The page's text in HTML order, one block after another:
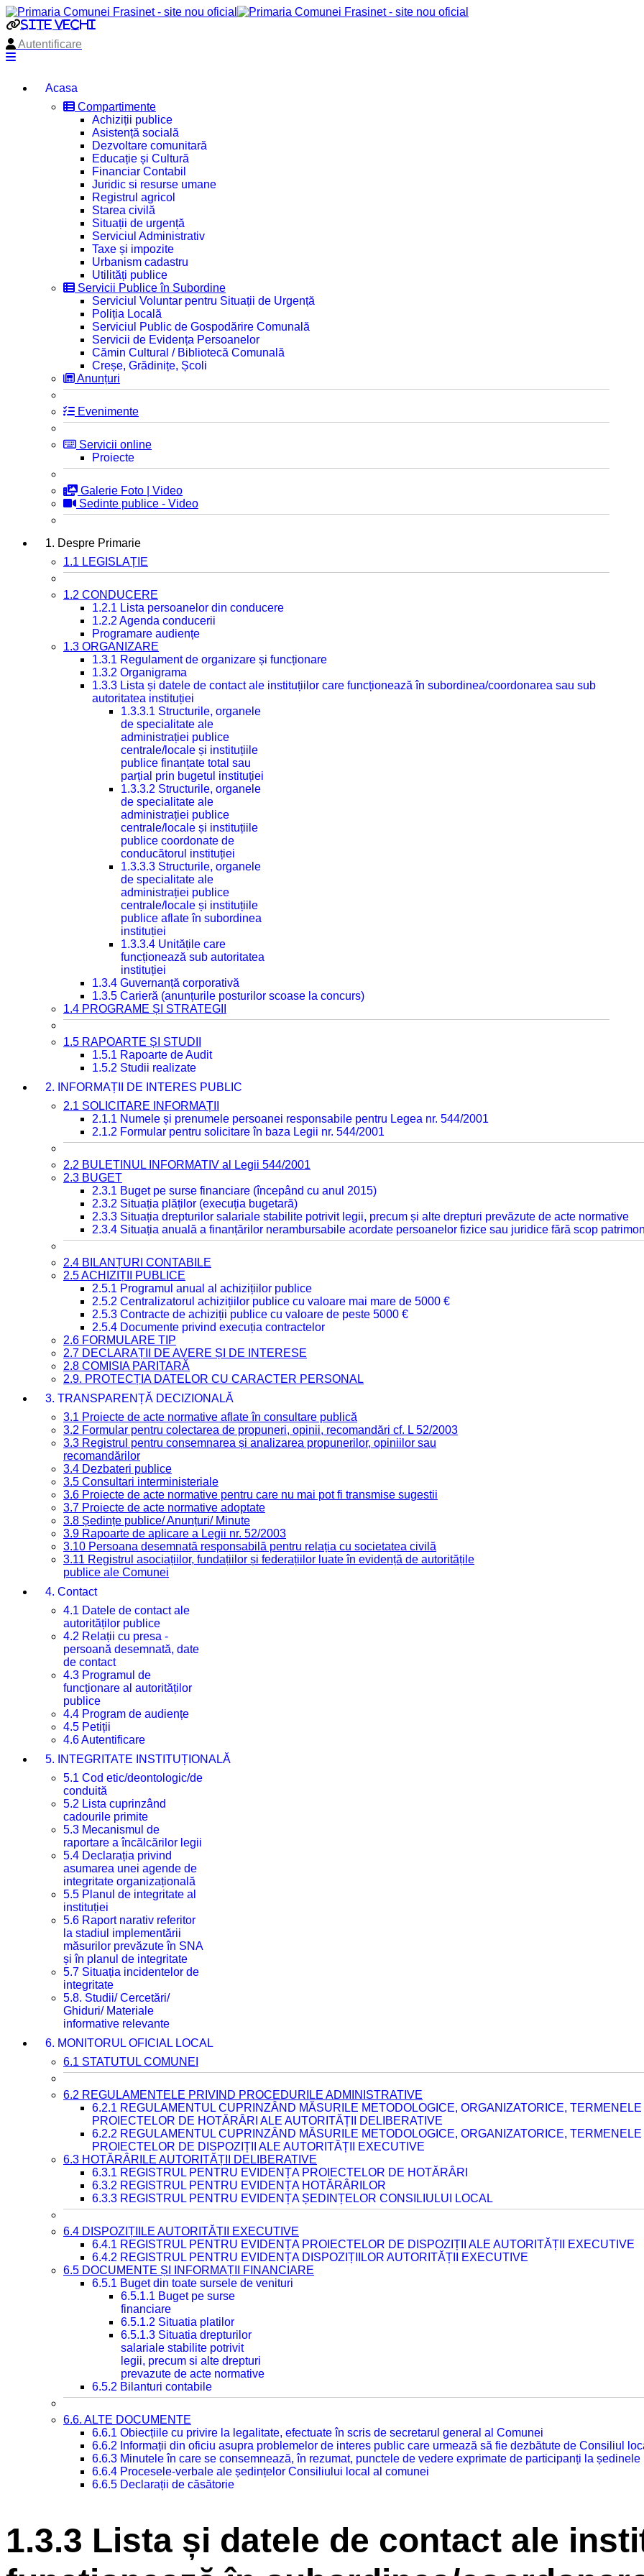
site vechi
Autentificare
Acasa
Compartimente
Achiziții publice
Asistență socială
Dezvoltare comunitară
Educație și Cultură
Financiar Contabil
Juridic si resurse umane
Registrul agricol
Starea civilă
Situații de urgență
Serviciul Administrativ
Taxe și impozite
Urbanism cadastru
Utilități publice
Servicii Publice în Subordine
Serviciul Voluntar pentru Situații de Urgență
Poliția Locală
Serviciul Public de Gospodărire Comunală
Servicii de Evidența Persoanelor
Cămin Cultural / Bibliotecă Comunală
Creșe, Grădinițe, Școli
Anunțuri
Evenimente
Servicii online
Proiecte
Galerie Foto | Video
Sedinte publice - Video
1. Despre Primarie
1.1 LEGISLAȚIE
1.2 CONDUCERE
1.2.1 Lista persoanelor din conducere
1.2.2 Agenda conducerii
Programare audiențe
1.3 ORGANIZARE
1.3.1 Regulament de organizare și funcționare
1.3.2 Organigrama
1.3.3 Lista și datele de contact ale instituțiilor care funcționează în subordinea/coordonarea sau sub
autoritatea instituției
1.3.3.1 Structurile, organele
de specialitate ale
administrației publice
centrale/locale și instituțiile
publice finanțate total sau
parțial prin bugetul instituției
1.3.3.2 Structurile, organele
de specialitate ale
administrației publice
centrale/locale și instituțiile
publice coordonate de
conducătorul instituției
1.3.3.3 Structurile, organele
de specialitate ale
administrației publice
centrale/locale și instituțiile
publice aflate în subordinea
instituției
1.3.3.4 Unitățile care
funcționează sub autoritatea
instituției
1.3.4 Guvernanță corporativă
1.3.5 Carieră (anunțurile posturilor scoase la concurs)
1.4 PROGRAME ȘI STRATEGII
1.5 RAPOARTE ȘI STUDII
1.5.1 Rapoarte de Audit
1.5.2 Studii realizate
2. INFORMAȚII DE INTERES PUBLIC
2.1 SOLICITARE INFORMAȚII
2.1.1 Numele și prenumele persoanei responsabile pentru Legea nr. 544/2001
2.1.2 Formular pentru solicitare în baza Legii nr. 544/2001
2.2 BULETINUL INFORMATIV al Legii 544/2001
2.3 BUGET
2.3.1 Buget pe surse financiare (începând cu anul 2015)
2.3.2 Situația plăților (execuția bugetară)
2.3.3 Situația drepturilor salariale stabilite potrivit legii, precum și alte drepturi prevăzute de acte normative
2.3.4 Situația anuală a finanțărilor nerambursabile acordate persoanelor fizice sau juridice fără scop
2.4 BILANȚURI CONTABILE
2.5 ACHIZIȚII PUBLICE
2.5.1 Programul anual al achizițiilor publice
2.5.2 Centralizatorul achizițiilor publice cu valoare mai mare de 5000 €
2.5.3 Contracte de achiziții publice cu valoare de peste 5000 €
2.5.4 Documente privind execuția contractelor
2.6 FORMULARE TIP
2.7 DECLARAȚII DE AVERE ȘI DE INTERESE
2.8 COMISIA PARITARĂ
2.9. PROTECȚIA DATELOR CU CARACTER PERSONAL
3. TRANSPARENȚĂ DECIZIONALĂ
3.1 Proiecte de acte normative aflate în consultare publică
3.2 Formular pentru colectarea de propuneri, opinii, recomandări cf. L 52/2003
3.3 Registrul pentru consemnarea și analizarea propunerilor, opiniilor sau
recomandărilor
3.4 Dezbateri publice
3.5 Consultari interministeriale
3.6 Proiecte de acte normative pentru care nu mai pot fi transmise sugestii
3.7 Proiecte de acte normative adoptate
3.8 Ședințe publice/ Anunțuri/ Minute
3.9 Rapoarte de aplicare a Legii nr. 52/2003
3.10 Persoana desemnată responsabilă pentru relația cu societatea civilă
3.11 Registrul asociațiilor, fundațiilor și federațiilor luate în evidență de autoritățile
publice ale Comunei
4. Contact
4.1 Datele de contact ale
autorităților publice
4.2 Relații cu presa -
persoană desemnată, date
de contact
4.3 Programul de
funcționare al autorităților
publice
4.4 Program de audiențe
4.5 Petiții
4.6 Autentificare
5. INTEGRITATE INSTITUȚIONALĂ
5.1 Cod etic/deontologic/de
conduită
5.2 Lista cuprinzând
cadourile primite
5.3 Mecanismul de
raportare a încălcărilor legii
5.4 Declarația privind
asumarea unei agende de
integritate organizațională
5.5 Planul de integritate al
instituției
5.6 Raport narativ referitor
la stadiul implementării
măsurilor prevăzute în SNA
și în planul de integritate
5.7 Situația incidentelor de
integritate
5.8. Studii/ Cercetări/
Ghiduri/ Materiale
informative relevante
6. MONITORUL OFICIAL LOCAL
6.1 STATUTUL COMUNEI
6.2 REGULAMENTELE PRIVIND PROCEDURILE ADMINISTRATIVE
6.2.1 REGULAMENTUL CUPRINZÂND MĂSURILE METODOLOGICE, ORGANIZATORICE,
PROIECTELOR DE HOTĂRÂRI ALE AUTORITĂȚII DELIBERATIVE
6.2.2 REGULAMENTUL CUPRINZÂND MĂSURILE METODOLOGICE, ORGANIZATORICE,
PROIECTELOR DE DISPOZIȚII ALE AUTORITĂȚII EXECUTIVE
6.3 HOTĂRÂRILE AUTORITĂȚII DELIBERATIVE
6.3.1 REGISTRUL PENTRU EVIDENȚA PROIECTELOR DE HOTĂRÂRI
6.3.2 REGISTRUL PENTRU EVIDENȚA HOTĂRÂRILOR
6.3.3 REGISTRUL PENTRU EVIDENȚA ȘEDINȚELOR CONSILIULUI LOCAL
6.4 DISPOZIȚIILE AUTORITĂȚII EXECUTIVE
6.4.1 REGISTRUL PENTRU EVIDENȚA PROIECTELOR DE DISPOZIȚII ALE AUTORITĂȚII EXECUTIVE
6.4.2 REGISTRUL PENTRU EVIDENȚA DISPOZIȚIILOR AUTORITĂȚII EXECUTIVE
6.5 DOCUMENTE ȘI INFORMAȚII FINANCIARE
6.5.1 Buget din toate sursele de venituri
6.5.1.1 Buget pe surse
financiare
6.5.1.2 Situatia platilor
6.5.1.3 Situatia drepturilor
salariale stabilite potrivit
legii, precum si alte drepturi
prevazute de acte normative
6.5.2 Bilanturi contabile
6.6. ALTE DOCUMENTE
6.6.1 Obiecțiile cu privire la legalitate, efectuate în scris de secretarul general al Comunei
6.6.2 Informații din oficiu asupra problemelor de interes public care urmează să fie dezbătute de Consiliul
6.6.3 Minutele în care se consemnează, în rezumat, punctele de vedere exprimate de participanți la ședinele
6.6.4 Procesele-verbale ale ședințelor Consiliului local al comunei
6.6.5 Declarații de căsătorie
1.3.3 Lista și datele de contact ale